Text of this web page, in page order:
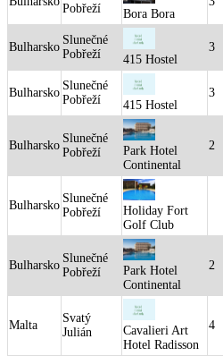
Pobřeží
Bora Bora
Bulharsko
Slunečné
Pobřeží
415 Hostel
3
Bulharsko
Slunečné
Pobřeží
415 Hostel
3
Bulharsko
Slunečné
Pobřeží
Park Hotel
Continental
2
Bulharsko
Slunečné
Pobřeží
Holiday Fort
Golf Club
Bulharsko
Slunečné
Pobřeží
Park Hotel
Continental
2
Malta
Svatý
Julián
Cavalieri Art
Hotel Radisson
4